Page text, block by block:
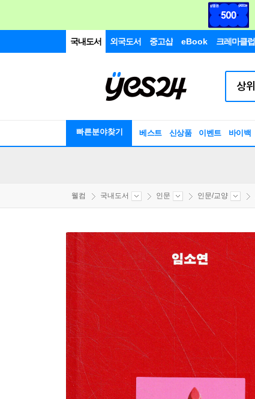
국내도서 외국도서 중고샵 eBook 크레마클럽
빠른분야찾기 베스트 신상품 이벤트 바이백
웰컴 국내도서 인문 인문/교양